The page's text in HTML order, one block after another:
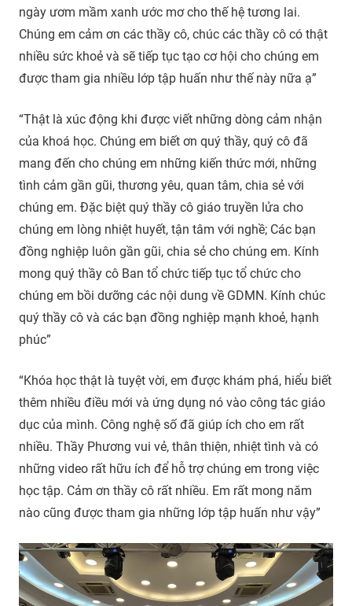
ngày ươm mầm xanh ước mơ cho thế hệ tương lai.
Chúng em cảm ơn các thầy cô, chúc các thầy cô có thật
nhiều sức khoẻ và sẽ tiếp tục tạo cơ hội cho chúng em
được tham gia nhiều lớp tập huấn như thế này nữa ạ”
“Thật là xúc động khi được viết những dòng cảm nhận
của khoá học. Chúng em biết ơn quý thầy, quý cô đã
mang đến cho chúng em những kiến thức mới, những
tình cảm gần gũi, thương yêu, quan tâm, chia sẻ với
chúng em. Đặc biệt quý thầy cô giáo truyền lửa cho
chúng em lòng nhiệt huyết, tận tâm với nghề; Các bạn
đồng nghiệp luôn gần gũi, chia sẻ cho chúng em. Kính
mong quý thầy cô Ban tổ chức tiếp tục tổ chức cho
chúng em bồi dưỡng các nội dung về GDMN. Kính chúc
quý thầy cô và các bạn đồng nghiệp mạnh khoẻ, hạnh
phúc”
“Khóa học thật là tuyệt vời, em được khám phá, hiểu biết
thêm nhiều điều mới và ứng dụng nó vào công tác giáo
dục của mình. Công nghệ số đã giúp ích cho em rất
nhiều. Thầy Phương vui vẻ, thân thiện, nhiệt tình và có
những video rất hữu ích để hỗ trợ chúng em trong việc
học tập. Cảm ơn thầy cô rất nhiều. Em rất mong năm
nào cũng được tham gia những lớp tập huấn như vậy”